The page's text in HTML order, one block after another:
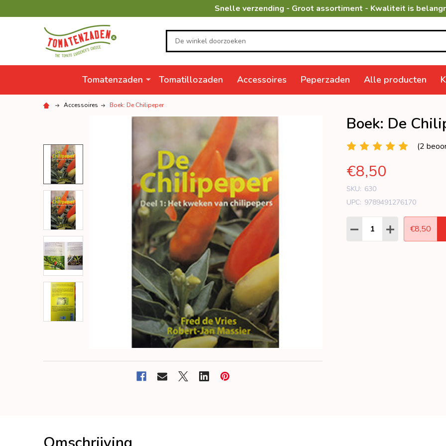
Snelle verzending - Groot assortiment - Kwaliteit is
Zoeken
Tomatenzaden Tomatillozaden Accessoires Peperzaden Alle producten
Accessoires Boek: De Chilipeper
Boek: De
(2
€8,50
SKU: 630
UPC: 9789491276170
Aantal:
HOEVEELHEIDHOEVEELHEID
€8,50